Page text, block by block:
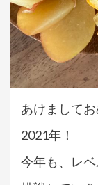
あけまして
2021年！
今年も、レベ